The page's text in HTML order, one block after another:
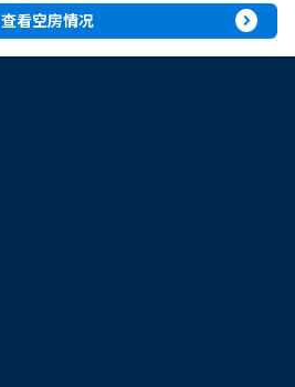
查看空房情况 expand_circle_right